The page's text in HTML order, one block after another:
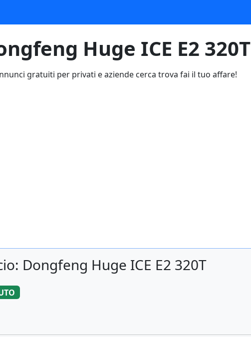
Huge ICE E2 320T
gratuiti per privati e aziende cerca trova fai il tuo affare!
Dongfeng Huge ICE E2 320T